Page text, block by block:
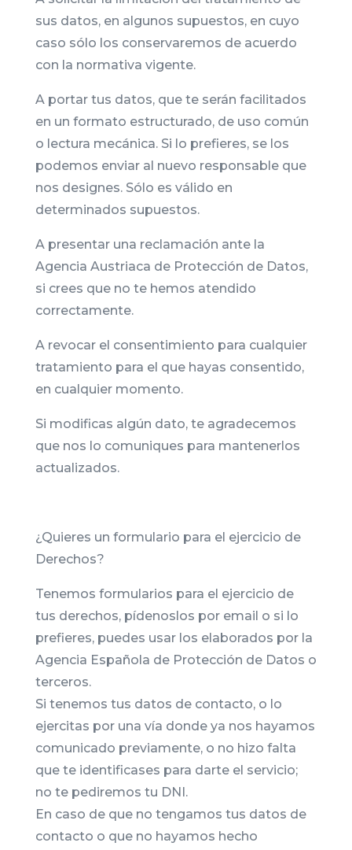
sus datos, en algunos supuestos, en cuyo
caso sólo los conservaremos de acuerdo
con la normativa vigente.
A portar tus datos, que te serán facilitados
en un formato estructurado, de uso común
o lectura mecánica. Si lo prefieres, se los
podemos enviar al nuevo responsable que
nos designes. Sólo es válido en
determinados supuestos.
A presentar una reclamación ante la
Agencia Austriaca de Protección de Datos,
si crees que no te hemos atendido
correctamente.
A revocar el consentimiento para cualquier
tratamiento para el que hayas consentido,
en cualquier momento.
Si modificas algún dato, te agradecemos
que nos lo comuniques para mantenerlos
actualizados.
¿Quieres un formulario para el ejercicio de
Derechos?
Tenemos formularios para el ejercicio de
tus derechos, pídenoslos por email o si lo
prefieres, puedes usar los elaborados por la
Agencia Española de Protección de Datos o
terceros.
Si tenemos tus datos de contacto, o lo
ejercitas por una vía donde ya nos hayamos
comunicado previamente, o no hizo falta
que te identificases para darte el servicio;
no te pediremos tu DNI.
En caso de que no tengamos tus datos de
contacto o que no hayamos hecho